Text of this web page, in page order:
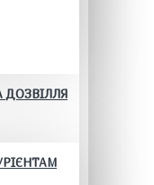
ДОЗВІЛЛЯ